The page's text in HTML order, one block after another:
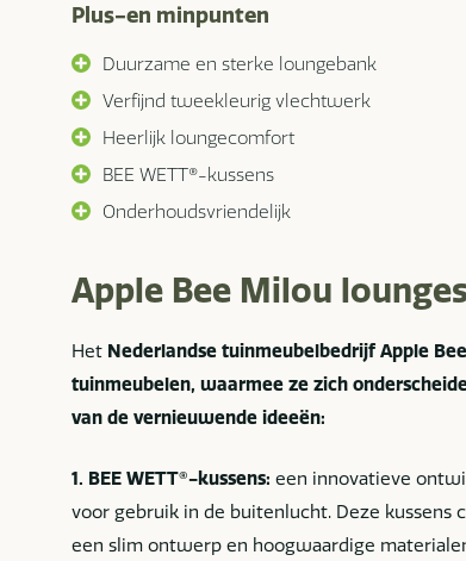
Plus-en minpunten
Duurzame en sterke loungebank
Verfijnd tweekleurig vlechtwerk
Heerlijk loungecomfort
BEE WETT®-kussens
Onderhoudsvriendelijk
Apple Bee Milou
Het Nederlandse tuinmeubelbedrijf Apple Bee
tuinmeubelen, waarmee ze zich
van de vernieuwende ideeën:
1. BEE WETT®-kussens: een innovatieve
voor gebruik in de buitenlucht. Deze
een slim ontwerp en hoogwaardige